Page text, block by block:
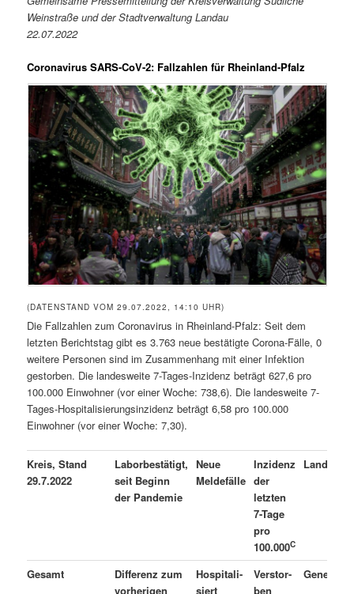
Weinstraße und der Stadtverwaltung Landau
22.07.2022
Coronavirus SARS-CoV-2: Fallzahlen für Rheinland-Pfalz
(DATENSTAND VOM 29.07.2022, 14:10 UHR)
Die Fallzahlen zum Coronavirus in Rheinland-Pfalz: Seit dem
letzten Berichtstag gibt es 3.763 neue bestätigte Corona-Fälle, 0
weitere Personen sind im Zusammenhang mit einer Infektion
gestorben. Die landesweite 7-Tages-Inzidenz beträgt 627,6 pro
100.000 Einwohner (vor einer Woche: 738,6). Die landesweite 7-
Tages-Hospitalisierungsinzidenz beträgt 6,58 pro 100.000
Einwohner (vor einer Woche: 7,30).
Kreis, Stand
29.7.2022
Laborbestätigt,
seit Beginn
der Pandemie
Neue
Meldefälle
Inzidenz
der
letzten
7-Tage
pro
100.000C
Landkreis
Gesamt
Differenz zum
vorherigen
Hospitali-
siert
Verstor-
ben
Genesen